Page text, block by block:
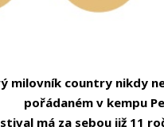
milovník country nikdy
pořádaném v kempu
má za sebou již 11